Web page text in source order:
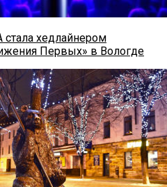
стала хедлайнером
Первых» в Вологде